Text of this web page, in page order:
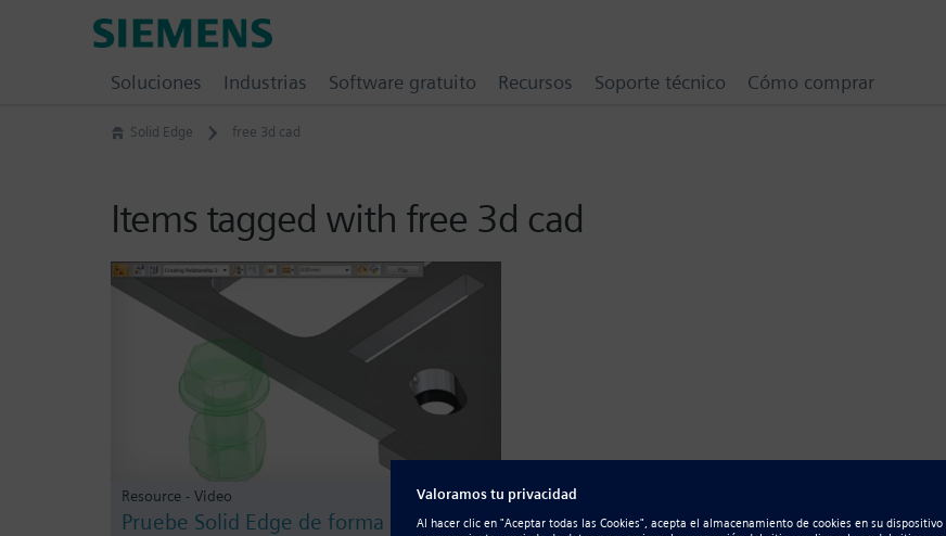
Solid Edge free 3d cad
Items tagged with free 3d cad
Resource - Video
Pruebe Solid Edge de forma gratuita
Soluciones Industrias Software gratuito Recursos Soporte técnico Cómo comprar